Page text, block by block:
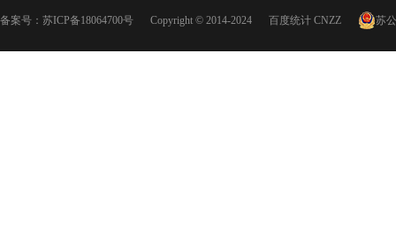
备案号： 苏ICP备18064700号 Copyright © 2014-2024 百度统计 CNZZ 苏